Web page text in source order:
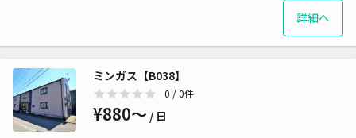
詳細へ
ミンガス【B038】
0 / 0件
¥880〜 / 日